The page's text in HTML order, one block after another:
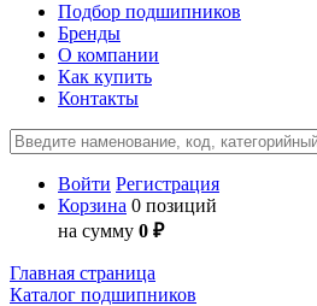
Подбор подшипников
Бренды
О компании
Как купить
Контакты
Войти Регистрация
Корзина 0 позиций
на сумму 0 ₽
Главная страница
Каталог подшипников